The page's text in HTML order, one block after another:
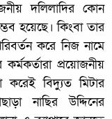
দলিলাদির কোন
হয়েছে। কিংবা তার
করে নিজ নামে
প্রয়োজনীয়
করেই বিদ্যুত মিটার
নাছির উদ্দিনের